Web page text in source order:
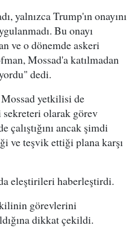
yalnızca Trump'ın onayını
Bu onayı
ve o dönemde askeri
Mossad'a katılmadan
dedi.
yetkilisi de
sekreteri olarak görev
çalıştığını ancak şimdi
ve teşvik ettiği plana karşı
eleştirileri haberleştirdi.
görevlerini
dikkat çekildi.